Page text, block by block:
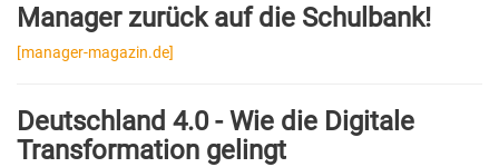
Manager zurück auf die Schulbank!
[manager-magazin.de]
Deutschland 4.0 - Wie die Digitale
Transformation gelingt